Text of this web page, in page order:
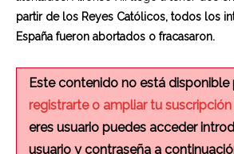
partir de los Reyes Católicos, todos los
España fueron abortados o fracasaron.
Este contenido no está disponible
registrarte o ampliar tu suscripción
eres usuario puedes acceder
usuario y contraseña a